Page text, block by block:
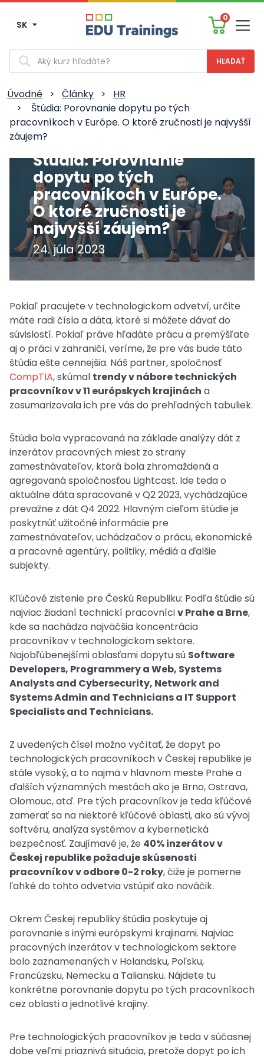
SK
0
Vyhľadávanie
Úvodné > Články >
HR
>
Štúdia: Porovnanie dopytu po tých
pracovníkoch v Európe. O ktoré zručnosti je najvyšší
záujem?
Štúdia: Porovnanie
dopytu po tých
pracovníkoch v Európe.
O ktoré zručnosti je
najvyšší záujem?
24. júla 2023
Pokiaľ pracujete v technologickom odvetví, určite
máte radi čísla a dáta, ktoré si môžete dávať do
súvislostí. Pokiaľ práve hľadáte prácu a premýšľate
aj o práci v zahraničí, veríme, že pre vás bude táto
štúdia ešte cennejšia. Náš partner, spoločnosť
CompTIA, skúmal trendy v nábore technických
pracovníkov v 11 európskych krajinách a
zosumarizovala ich pre vás do prehľadných tabuliek.
Štúdia bola vypracovaná na základe analýzy dát z
inzerátov pracovných miest zo strany
zamestnávateľov, ktorá bola zhromaždená a
agregovaná spoločnosťou Lightcast. Ide teda o
aktuálne dáta spracované v Q2 2023, vychádzajúce
prevažne z dát Q4 2022. Hlavným cieľom štúdie je
poskytnúť užitočné informácie pre
zamestnávateľov, uchádzačov o prácu, ekonomické
a pracovné agentúry, politiky, médiá a ďalšie
subjekty.
Kľúčové zistenie pre Českú Republiku: Podľa štúdie sú
najviac žiadaní technickí pracovníciv Prahe a Brne,
kde sa nachádza najväčšia koncentrácia
pracovníkov v technologickom sektore.
Najobľúbenejšími oblasťami dopytu sú Software
Developers, Programmery a Web, Systems
Analysts and Cybersecurity, Network and
Systems Admin and Technicians a IT Support
Specialists and Technicians.
Z uvedených čísel možno vyčítať, že dopyt po
technologických pracovníkoch v Českej republike je
stále vysoký, a to najmä v hlavnom meste Prahe a
ďalších významných mestách ako je Brno, Ostrava,
Olomouc, atď. Pre tých pracovníkov je teda kľúčové
zamerať sa na niektoré kľúčové oblasti, ako sú vývoj
softvéru, analýza systémov a kybernetická
bezpečnosť. Zaujímavé je, že 40% inzerátov v
Českej republike požaduje skúsenosti
pracovníkov v odbore 0-2 roky, čiže je pomerne
ľahké do tohto odvetvia vstúpiť ako nováčik.
Okrem Českej republiky štúdia poskytuje aj
porovnanie s inými európskymi krajinami. Najviac
pracovných inzerátov v technologickom sektore
bolo zaznamenaných v Holandsku, Poľsku,
Francúzsku, Nemecku a Taliansku. Nájdete tu
konkrétne porovnanie dopytu po tých pracovníkoch
cez oblasti a jednotlivé krajiny.
Pre technologických pracovníkov je teda v súčasnej
dobe veľmi priaznivá situácia, pretože dopyt po ich